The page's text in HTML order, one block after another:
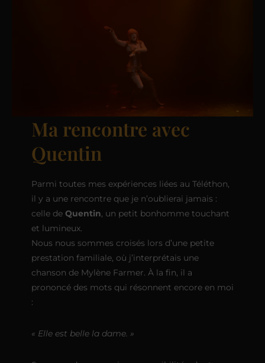
Ma rencontre avec
Quentin
Parmi toutes mes expériences liées au Téléthon,
il y a une rencontre que je n’oublierai jamais :
celle de Quentin, un petit bonhomme touchant
et lumineux.
Nous nous sommes croisés lors d’une petite
prestation familiale, où j’interprétais une
chanson de Mylène Farmer. À la fin, il a
prononcé des mots qui résonnent encore en moi
:
« Elle est belle la dame. »